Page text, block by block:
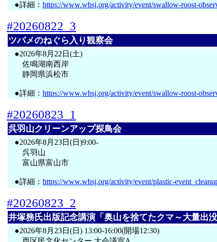
●詳細：https://www.wbsj.org/activity/event/swallow-roost-
#20260822_3
ツバメのねぐら入り観察会
●2026年8月22日(土)
佐鳴湖南西岸
静岡県浜松市
●詳細：https://www.wbsj.org/activity/event/swallow-roost-
#20260823_1
呉羽山クリーンアップ探鳥会
●2026年8月23日(日)9:00-
呉羽山
富山県富山市
●詳細：https://www.wbsj.org/activity/event/plastic-
#20260823_2
井塚務氏出版記念講演「奥山を捨てたクマ～大量出
●2026年8月23日(日) 13:00-16:00(開場12:30)